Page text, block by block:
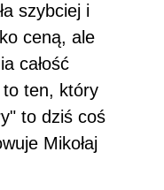
szybciej i
ceną, ale
całość
to ten, który
to dziś coś
Mikołaj